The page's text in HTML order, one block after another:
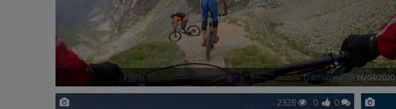
DamianoF79 16/04/2020
2328 0 0